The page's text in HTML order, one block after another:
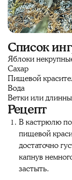
Список
Яблоки
Сахар
Пищевой
Вода
Ветки или
Рецепт
В кастрюлю
пищевой
достаточно
капнув
застыть.